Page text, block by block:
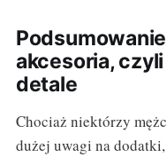
akcesoria,
detale
Chociaż niektórzy
dużej uwagi na